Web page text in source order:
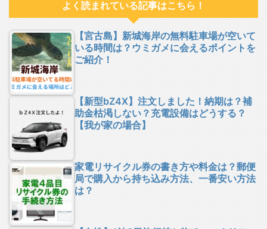
よく読まれている記事はこちら！
【宮古島】新城海岸の無料駐車場が空いて
いる時間は？ウミガメに会えるポイントを
ご紹介！
【新型bZ4X】注文しました！納期は？補
助金枯渇しない？充電設備はどうする？
【我が家の場合】
家電リサイクル券の書き方や料金は？郵便
局で購入から持ち込み方法、一番安い方法
は？